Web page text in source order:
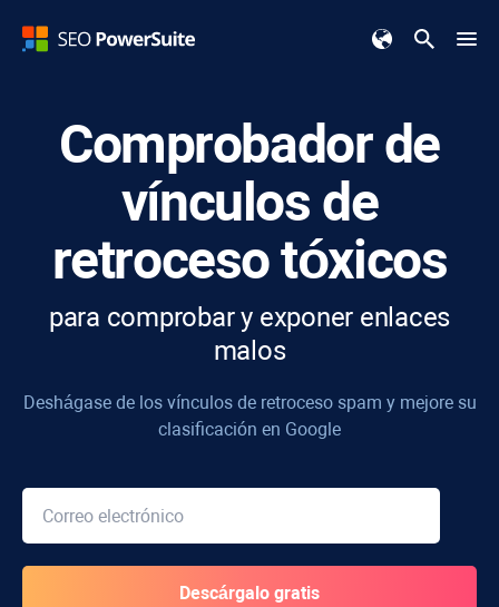
Comprobador de
vínculos de
retroceso tóxicos
para comprobar y exponer enlaces
malos
Deshágase de los vínculos de retroceso spam y mejore su
clasificación en Google